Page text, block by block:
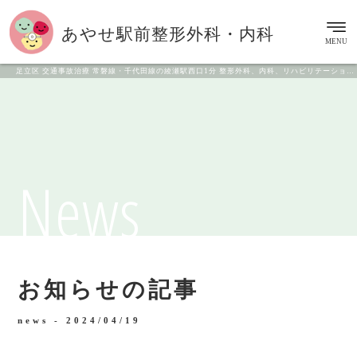
足立区 交通事故治療 常磐線・千代田線の綾瀬駅西口1分 整形外科、内科、リハビリテーション科
あやせ駅前整形外科・内科 MENU
お知らせの記事
news -2024/04/19